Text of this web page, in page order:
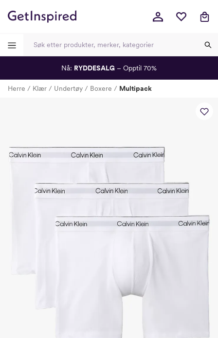
Herre Klær Undertøy Boxere Multipack
Nå: RYDDESALG – Opptil 70%
-
-
-
-